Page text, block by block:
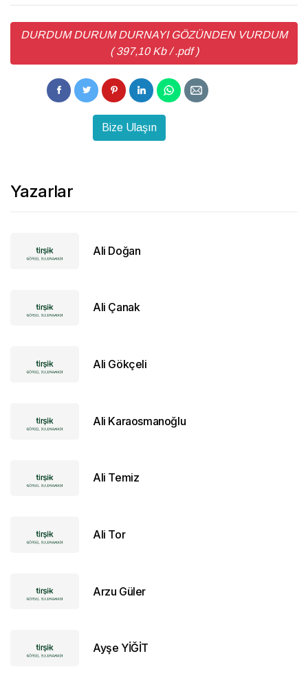
DURDUM DURUM DURNAYI GÖZÜNDEN VURDUM
( 397,10 Kb / .pdf )
Bize Ulaşın
Yazarlar
Ali Doğan
Ali Çanak
Ali Gökçeli
Ali Karaosmanoğlu
Ali Temiz
Ali Tor
Arzu Güler
Ayşe YİĞİT